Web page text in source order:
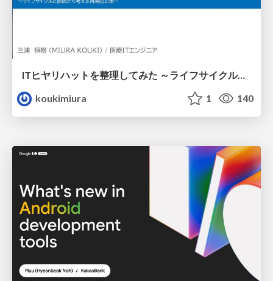
ITヒヤリハットを整理してみた ～ライフサイクルと原因から考える再発防止策～
koukimiura
1 140